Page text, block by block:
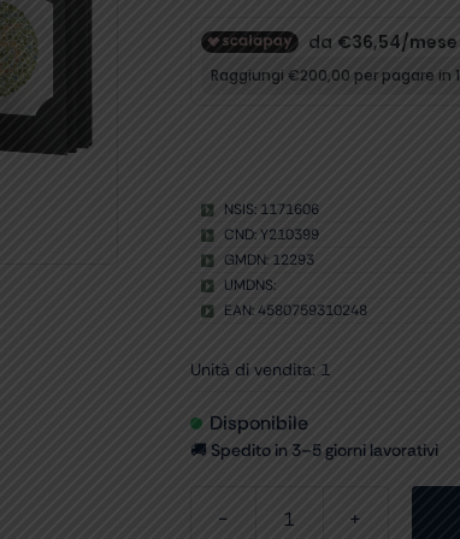
NSIS: 1171606
CND: Y210399
GMDN: 12293
UMDNS:
EAN: 4580759310248
Unità di vendita: 1
Disponibile
🚚 Spedito in 3–5 giorni lavorativi
TAVOLE